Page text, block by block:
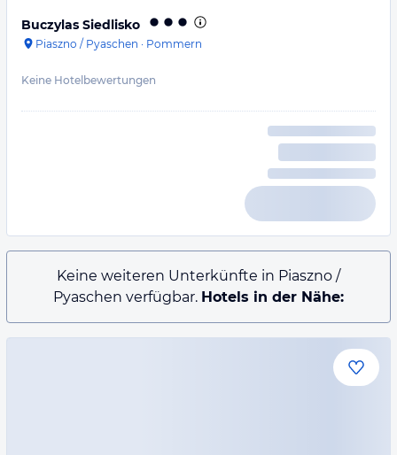
Buczylas Siedlisko
Piaszno / Pyaschen · Pommern
Keine Hotelbewertungen
Keine weiteren Unterkünfte in Piaszno /
Pyaschen verfügbar. Hotels in der Nähe: